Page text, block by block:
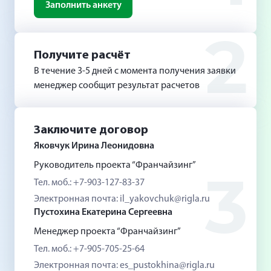
Заполнить анкету
2
Получите расчёт
В течение 3-5 дней с момента получения заявки
менеджер сообщит результат расчетов
3
Заключите договор
Яковчук Ирина Леонидовна
Руководитель проекта “Франчайзинг”
Тел. моб.: +7-903-127-83-37
Электронная почта: il_yakovchuk@rigla.ru
Пустохина Екатерина Сергеевна
Менеджер проекта “Франчайзинг”
Тел. моб.: +7-905-705-25-64
Электронная почта: es_pustokhina@rigla.ru